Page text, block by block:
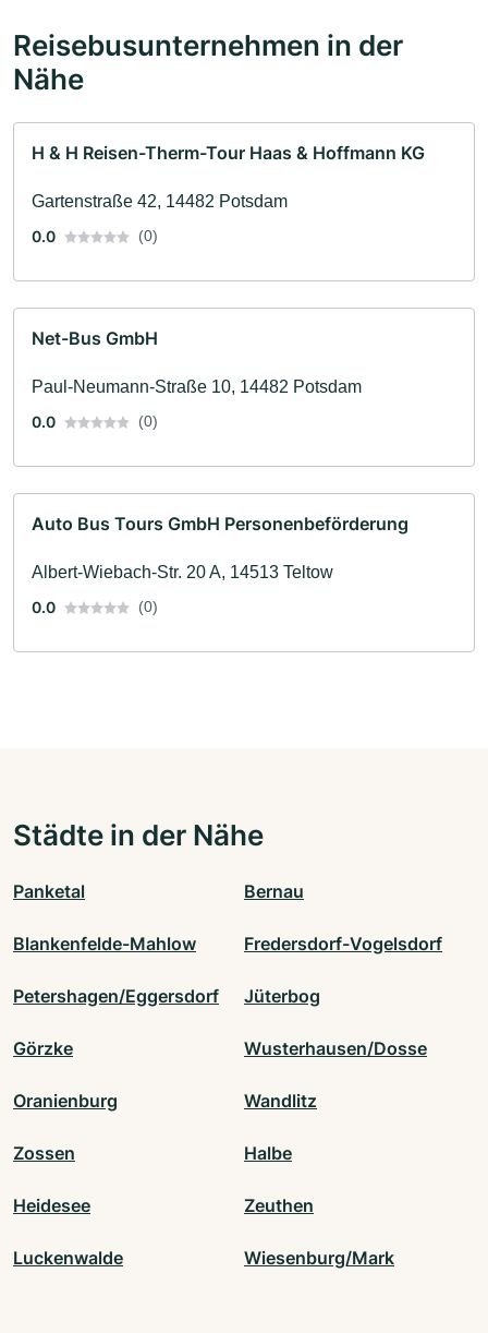
Reisebusunternehmen in der
Nähe
H & H Reisen-Therm-Tour Haas & Hoffmann KG
Gartenstraße 42, 14482 Potsdam
0.0
(0)
Net-Bus GmbH
Paul-Neumann-Straße 10, 14482 Potsdam
0.0
(0)
Auto Bus Tours GmbH Personenbeförderung
Albert-Wiebach-Str. 20 A, 14513 Teltow
0.0
(0)
Städte in der Nähe
Panketal Bernau
Blankenfelde-Mahlow Fredersdorf-Vogelsdorf
Petershagen/Eggersdorf Jüterbog
Görzke Wusterhausen/Dosse
Oranienburg Wandlitz
Zossen Halbe
Heidesee Zeuthen
Luckenwalde Wiesenburg/Mark